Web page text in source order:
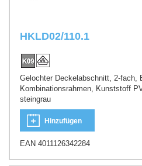
HKLD02/110.1
Gelochter Deckelabschnitt, 2-fach,
Kombinationsrahmen, Kunststoff
steingrau
Hinzufügen
EAN 4011126342284